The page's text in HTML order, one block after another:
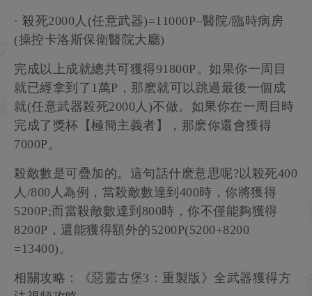
· 殺死2000人(任意武器)=11000P–醫院/臨時病房
(操控卡洛斯保衛醫院大廳)
完成以上成就總共可獲得91800P。如果你一周目
就已經拿到了1萬P，那麽就可以跳過最後一個成
就(任意武器殺死2000人)不做。如果你在一周目時
完成了獎杯【極簡主義者】，那麽你還會獲得
7000P。
殺敵數是可疊加的。這句話什麽意思呢?以殺死400
人/800人為例，當殺敵數達到400時，你將獲得
5200P;而當殺敵數達到800時，你不僅能夠獲得
8200P，還能獲得額外的5200P(5200+8200
=13400)。
相關攻略：《惡靈古堡3：重製版》全武器獲得方